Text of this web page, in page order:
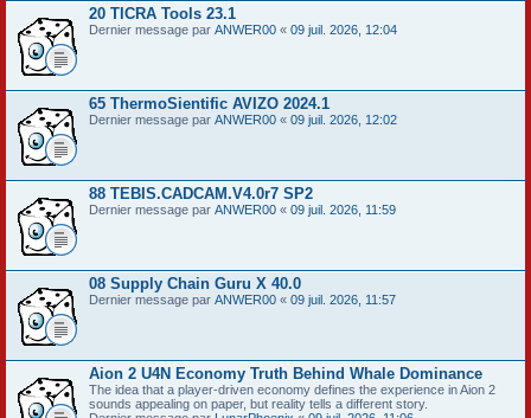
20 TICRA Tools 23.1
Dernier message par ANWER00 « 09 juil. 2026, 12:04
65 ThermoSientific AVIZO 2024.1
Dernier message par ANWER00 « 09 juil. 2026, 12:02
88 TEBIS.CADCAM.V4.0r7 SP2
Dernier message par ANWER00 « 09 juil. 2026, 11:59
08 Supply Chain Guru X 40.0
Dernier message par ANWER00 « 09 juil. 2026, 11:57
Aion 2 U4N Economy Truth Behind Whale Dominance
The idea that a player-driven economy defines the experience in Aion 2
sounds appealing on paper, but reality tells a different story.